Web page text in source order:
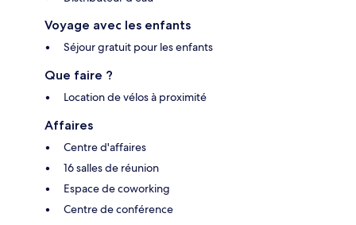
Voyage avec les enfants
Séjour gratuit pour les enfants
Que faire ?
Location de vélos à proximité
Affaires
Centre d'affaires
16 salles de réunion
Espace de coworking
Centre de conférence